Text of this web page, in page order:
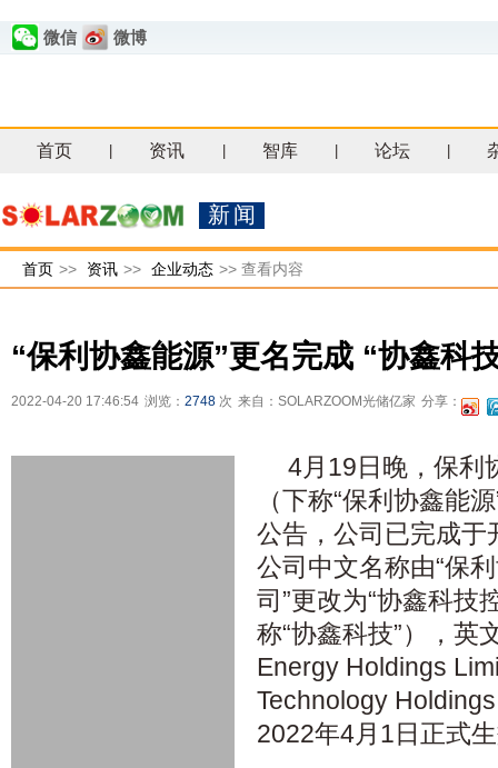
微信 微博
首页 资讯 智库 论坛
新闻
首页 >> 资讯 >> 企业动态 >> 查看内容
“保利协鑫能源”更名完成 “协鑫科
2022-04-20 17:46:54 浏览： 2748 次 来自：SOLARZOOM光储亿家 分享：
4月19日晚，保利
（下称“保利协鑫能
公告，公司已完成于
公司中文名称由“保
司”更改为“协鑫科技
称“协鑫科技”），英
Energy Holdings
Technology
2022年4月1日正式